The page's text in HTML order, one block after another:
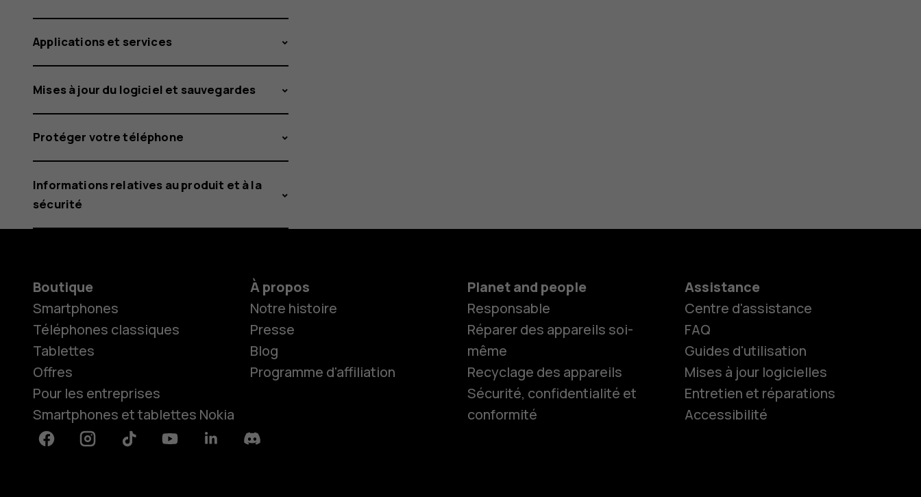
Smartphones
Applications et services
Mises à jour du logiciel et sauvegardes
Protéger votre téléphone
Informations relatives au produit et à la
sécurité
Boutique
Smartphones
Téléphones classiques
Tablettes
Offres
Pour les entreprises
Smartphones et tablettes Nokia
À propos
Notre histoire
Presse
Blog
Programme d'affiliation
Planet and people
Responsable
Réparer des appareils soi-
même
Recyclage des appareils
Sécurité, confidentialité et
conformité
Assistance
Centre d'assistance
FAQ
Guides d'utilisation
Mises à jour logicielles
Entretien et réparations
Accessibilité
FacebookInstagramTiktok YoutubeLinkedinDiscord